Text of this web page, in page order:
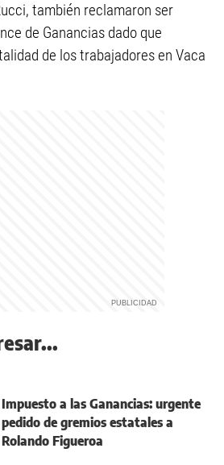
también reclamaron ser
de Ganancias dado que
de los trabajadores en Vaca
Impuesto a las Ganancias: urgente
pedido de gremios estatales a
Rolando Figueroa